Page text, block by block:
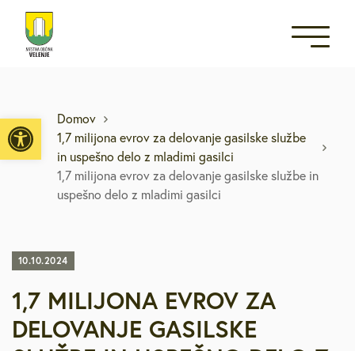
Open toolbar
Domov
1,7 milijona evrov za delovanje gasilske službe
in uspešno delo z mladimi gasilci
1,7 milijona evrov za delovanje gasilske službe in
uspešno delo z mladimi gasilci
10.10.2024
1,7 MILIJONA EVROV ZA
DELOVANJE GASILSKE